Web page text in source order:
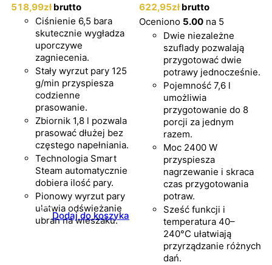
518,99zł brutto
Ciśnienie 6,5 bara
skutecznie wygładza
uporczywe
zagniecenia.
Stały wyrzut pary 125
g/min przyspiesza
codzienne
prasowanie.
Zbiornik 1,8 l pozwala
prasować dłużej bez
częstego napełniania.
Technologia Smart
Steam automatycznie
dobiera ilość pary.
Pionowy wyrzut pary
ułatwia odświeżanie
ubrań na wieszaku.
Dodaj do koszyka
622,95zł brutto
Oceniono 5.00 na 5
Dwie niezależne
szuflady pozwalają
przygotować dwie
potrawy jednocześnie.
Pojemność 7,6 l
umożliwia
przygotowanie do 8
porcji za jednym
razem.
Moc 2400 W
przyspiesza
nagrzewanie i skraca
czas przygotowania
potraw.
Sześć funkcji i
temperatura 40–
240°C ułatwiają
przyrządzanie różnych
dań.